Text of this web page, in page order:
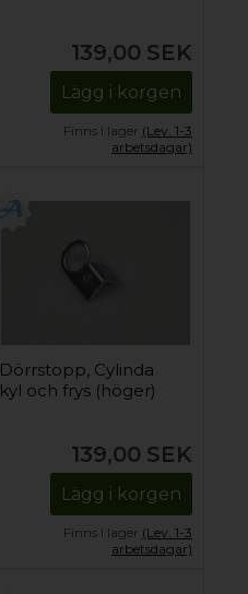
139,00 SEK
Lägg i korgen
Finns i lager (Lev. 1-3
arbetsdagar)
Dörrstopp, Cylinda
kyl och frys (höger)
139,00 SEK
Lägg i korgen
Finns i lager (Lev. 1-3
arbetsdagar)